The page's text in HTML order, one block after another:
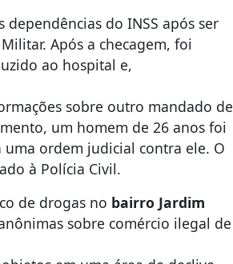
do INSS após ser
Após a checagem, foi
ao hospital e,
sobre outro mandado de
um homem de 26 anos foi
ordem judicial contra ele. O
à Polícia Civil.
de drogas no bairro Jardim
sobre comércio ilegal de